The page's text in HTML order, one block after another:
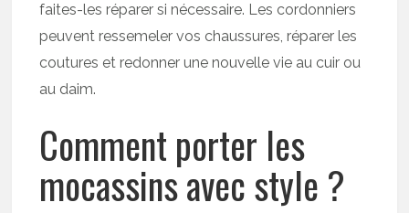
faites-les réparer si nécessaire. Les cordonniers
peuvent ressemeler vos chaussures, réparer les
coutures et redonner une nouvelle vie au cuir ou
au daim.
Comment porter les
mocassins avec style ?